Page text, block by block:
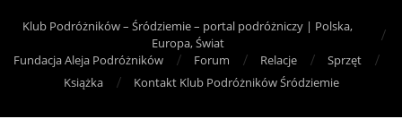
Klub Podróżników – Śródziemie – portal podróżniczy | Polska,
Europa, Świat
Fundacja Aleja Podróżników
Forum Relacje
Sprzęt
Książka
Kontakt Klub Podróżników Śródziemie